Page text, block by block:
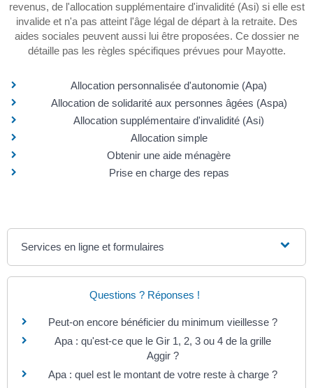
revenus, de l'allocation supplémentaire d'invalidité (Asi) si elle est
invalide et n'a pas atteint l'âge légal de départ à la retraite. Des
aides sociales peuvent aussi lui être proposées. Ce dossier ne
détaille pas les règles spécifiques prévues pour Mayotte.
Allocation personnalisée d'autonomie (Apa)
Allocation de solidarité aux personnes âgées (Aspa)
Allocation supplémentaire d'invalidité (Asi)
Allocation simple
Obtenir une aide ménagère
Prise en charge des repas
Services en ligne et formulaires
Questions ? Réponses !
Peut-on encore bénéficier du minimum vieillesse ?
Apa : qu'est-ce que le Gir 1, 2, 3 ou 4 de la grille
Aggir ?
Apa : quel est le montant de votre reste à charge ?